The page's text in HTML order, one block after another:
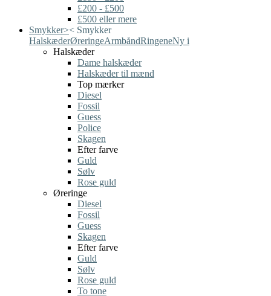
£200 - £500
£500 eller mere
Smykker>< Smykker
HalskæderØreringeArmbåndRingeneNy i
Halskæder
Dame halskæder
Halskæder til mænd
Top mærker
Diesel
Fossil
Guess
Police
Skagen
Efter farve
Guld
Sølv
Rose guld
Øreringe
Diesel
Fossil
Guess
Skagen
Efter farve
Guld
Sølv
Rose guld
To tone